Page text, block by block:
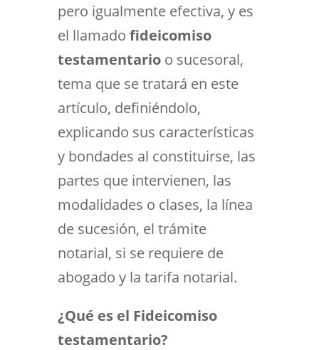
pero igualmente efectiva, y es
el llamado fideicomiso
testamentarioo sucesoral,
tema que se tratará en este
artículo, definiéndolo,
explicando sus características
y bondades al constituirse, las
partes que intervienen, las
modalidades o clases, la línea
de sucesión, el trámite
notarial, si se requiere de
abogado y la tarifa notarial.
¿Qué es el Fideicomiso
testamentario?